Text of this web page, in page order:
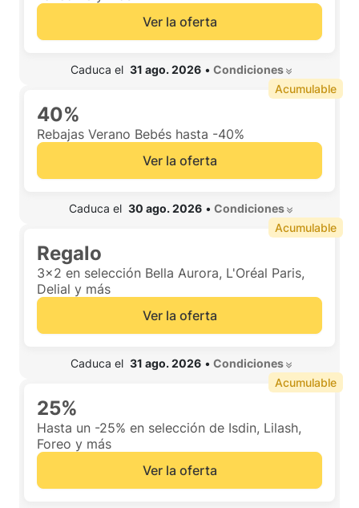
Ver la oferta
Caduca el 31 ago. 2026 • Condiciones
40%
Rebajas Verano Bebés hasta -40%
Ver la oferta
Caduca el 30 ago. 2026 • Condiciones
Acumulable
Regalo
3x2 en selección Bella Aurora, L'Oréal Paris,
Delial y más
Ver la oferta
Caduca el 31 ago. 2026 • Condiciones
Acumulable
25%
Hasta un -25% en selección de Isdin, Lilash,
Foreo y más
Ver la oferta
Acumulable